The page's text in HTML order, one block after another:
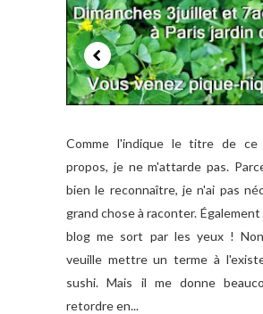
Comme l'indique le titre de
propos, je ne m'attarde pas.
bien le reconnaître, je n'ai pas
grand chose à raconter.
blog me sort par les yeux !
veuille mettre un terme à
sushi. Mais il me donne
retordre en...